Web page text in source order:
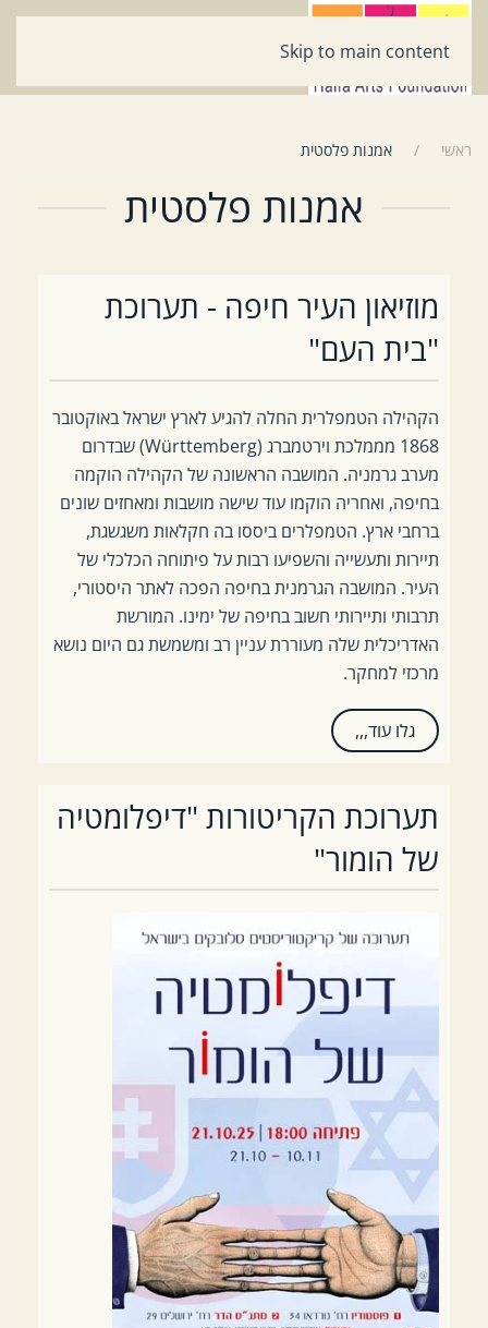
Skip to main content
ראשי אמנות פלסטית
אמנות פלסטית
מוזיאון העיר חיפה - תערוכת
"בית העם"
הקהילה הטמפלרית החלה להגיע לארץ ישראל באוקטובר
1868 מממלכת וירטמברג (Württemberg) שבדרום
מערב גרמניה. המושבה הראשונה של הקהילה הוקמה
בחיפה, ואחריה הוקמו עוד שישה מושבות ומאחזים שונים
ברחבי ארץ. הטמפלרים ביססו בה חקלאות משגשגת,
תיירות ותעשייה והשפיעו רבות על פיתוחה הכלכלי של
העיר. המושבה הגרמנית בחיפה הפכה לאתר היסטורי,
תרבותי ותיירותי חשוב בחיפה של ימינו. המורשת
האדריכלית שלה מעוררת עניין רב ומשמשת גם היום נושא
מרכזי למחקר.
גלו עוד,,,
תערוכת הקריטורות "דיפלומטיה
של הומור"